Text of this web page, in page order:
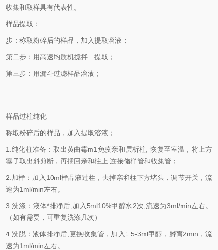
收集和取样具有代表性。
样品提取：
步：称取粉碎后的样品，加入提取溶液；
第二步：用高速均质机搅拌，提取；
第三步：用漏斗过滤样品溶液；
样品过柱纯化
称取粉碎后的样品，加入提取溶液；
1.纯化柱准备：取出黄曲霉m1免疫亲和层析柱, 恢复至室温，将上方
塞子取出斜剪断，再插回亲和柱上,连接储样管和收集管；
2.加样：加入10ml样品液过柱，去掉亲和柱下方堵头，调节开关，流
速为1ml/min左右。
3.洗涤：液体*排净后,加入5ml10%甲醇水2次,流速为3ml/min左右。
（如有需要，可重复洗涤几次）
4.洗脱：液体排净后,更换收集管，加入1.5-3ml甲醇，孵育2min，流
速为1ml/min左右。